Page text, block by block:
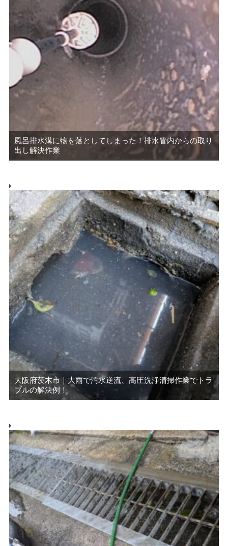
風呂排水溝に物を落としてしまった！排水管内からの取り
出し解決作業
大阪府茨木市｜大雨で汚水逆流、高圧洗浄清掃作業でトラ
ブルの解決例！